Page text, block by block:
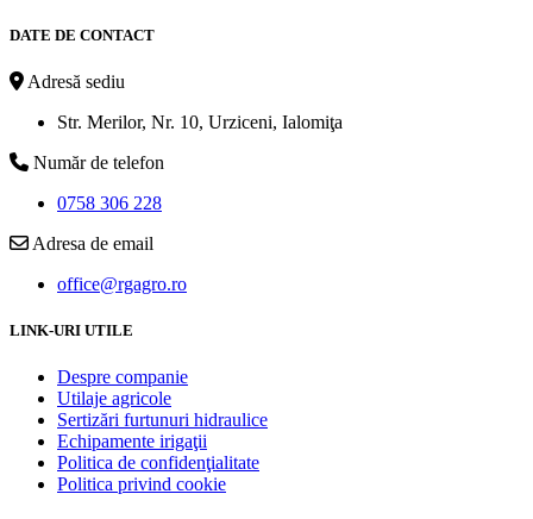
DATE DE CONTACT
Adresă sediu
Str. Merilor, Nr. 10, Urziceni, Ialomiţa
Număr de telefon
0758 306 228
Adresa de email
office@rgagro.ro
LINK-URI UTILE
Despre companie
Utilaje agricole
Sertizări furtunuri hidraulice
Echipamente irigaţii
Politica de confidenţialitate
Politica privind cookie